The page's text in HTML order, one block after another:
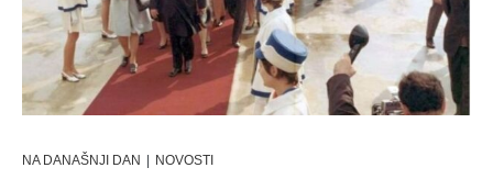
NA DANAŠNJI DAN NOVOSTI